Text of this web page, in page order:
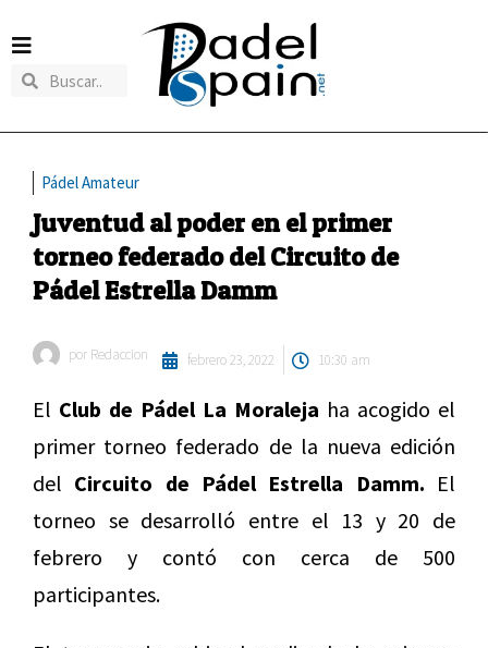
Pádel Amateur
Juventud al poder en el primer
torneo federado del Circuito de
Pádel Estrella Damm
por Redaccion febrero 23, 2022 10:30 am
El Club de Pádel La Moraleja ha acogido el
primer torneo federado de la nueva edición
del Circuito de Pádel Estrella Damm. El
torneo se desarrolló entre el 13 y 20 de
febrero y contó con cerca de 500
participantes.